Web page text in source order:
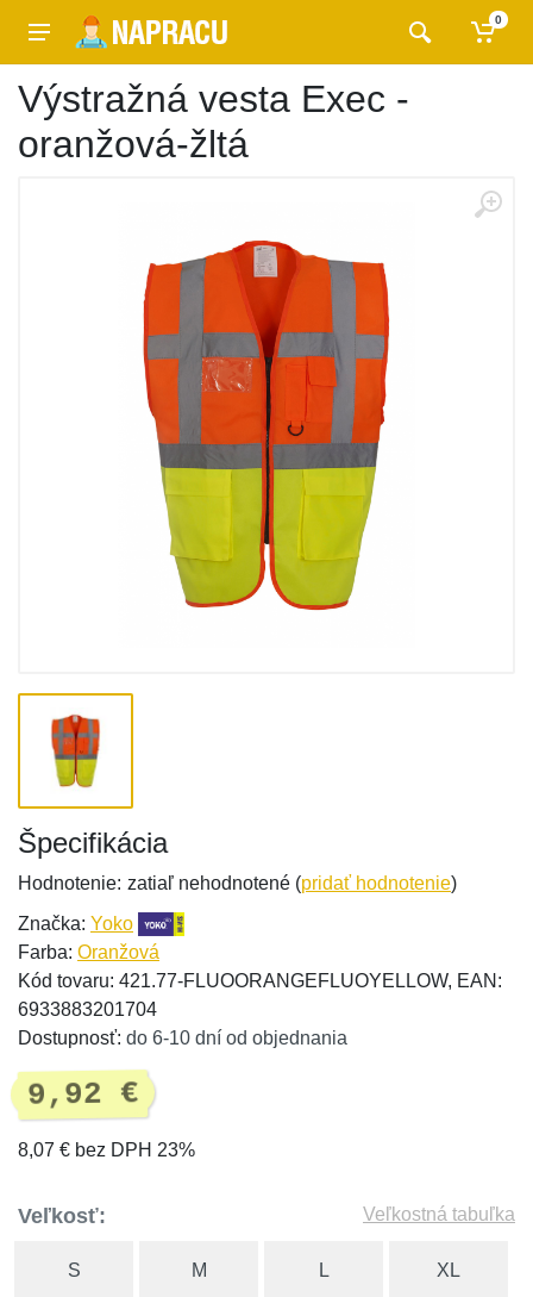
0
Výstražná vesta Exec -
oranžová-žltá
Špecifikácia
Hodnotenie: zatiaľ nehodnotené (pridať hodnotenie)
Značka: Yoko
Farba: Oranžová
Kód tovaru: 421.77-FLUOORANGEFLUOYELLOW, EAN:
6933883201704
Dostupnosť: do 6-10 dní od objednania
9,92 €
8,07 € bez DPH 23%
Veľkosť: Veľkostná tabuľka
S M L XL